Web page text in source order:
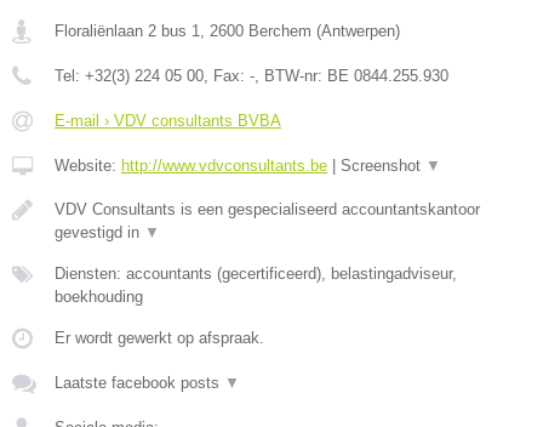
Floraliënlaan 2 bus 1, 2600 Berchem (Antwerpen)
Tel: +32(3) 224 05 00, Fax: -, BTW-nr: BE 0844.255.930
E-mail › VDV consultants BVBA
Website: http://www.vdvconsultants.be Screenshot ▼
VDV Consultants is een gespecialiseerd accountantskantoor
gevestigd in ▼
Diensten: accountants (gecertificeerd), belastingadviseur,
boekhouding
Er wordt gewerkt op afspraak.
Laatste facebook posts ▼